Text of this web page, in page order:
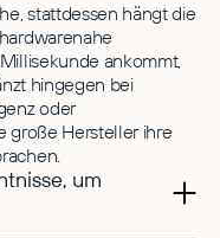
stattdessen hängt die
ankommt,
hingegen bei
oder
große Hersteller ihre
um